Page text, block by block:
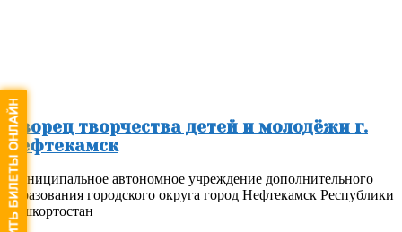
Дворец творчества детей и молодёжи г.
Нефтекамск
Муниципальное автономное учреждение дополнительного
образования городского округа город Нефтекамск Республики
Башкортостан